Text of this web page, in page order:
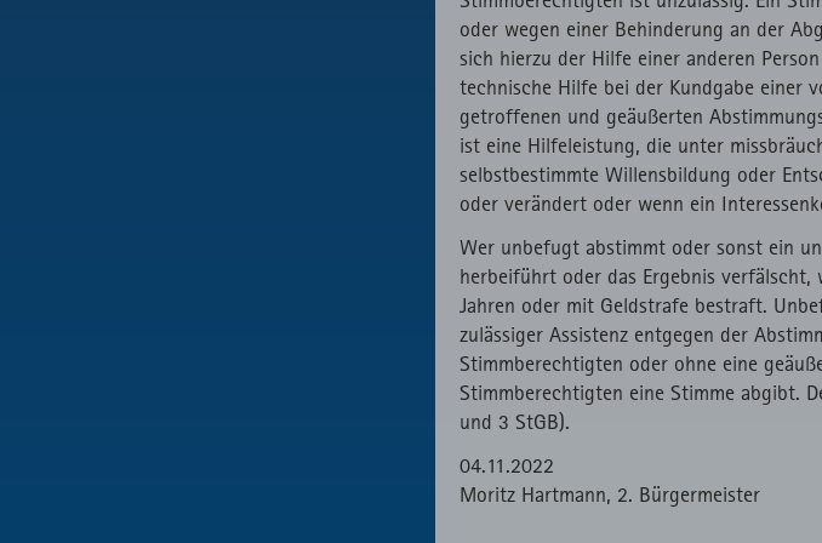
oder wegen einer Behinderung an der
sich hierzu der Hilfe einer anderen
technische Hilfe bei der Kundgabe einer
getroffenen und geäußerten
ist eine Hilfeleistung, die unter
selbstbestimmte Willensbildung oder
oder verändert oder wenn ein
Wer unbefugt abstimmt oder sonst ein
herbeiführt oder das Ergebnis
Jahren oder mit Geldstrafe bestraft.
zulässiger Assistenz entgegen der
Stimmberechtigten oder ohne eine
Stimmberechtigten eine Stimme abgibt.
und 3 StGB).
04.11.2022
Moritz Hartmann, 2. Bürgermeister